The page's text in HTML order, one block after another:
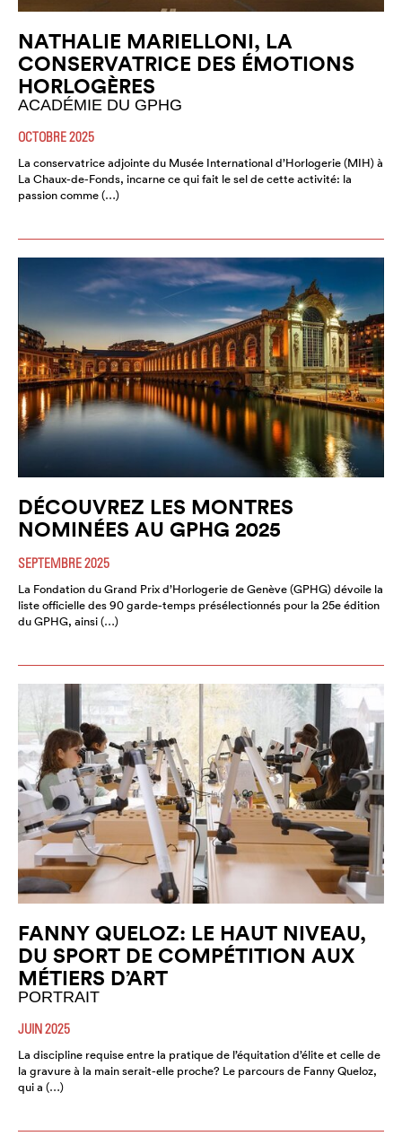
NATHALIE MARIELLONI, LA
CONSERVATRICE DES ÉMOTIONS
HORLOGÈRES
ACADÉMIE DU GPHG
OCTOBRE 2025
La conservatrice adjointe du Musée International d’Horlogerie (MIH) à
La Chaux-de-Fonds, incarne ce qui fait le sel de cette activité: la
passion comme (…)
DÉCOUVREZ LES MONTRES
NOMINÉES AU GPHG 2025
SEPTEMBRE 2025
La Fondation du Grand Prix d’Horlogerie de Genève (GPHG) dévoile la
liste officielle des 90 garde-temps présélectionnés pour la 25e édition
du GPHG, ainsi (…)
FANNY QUELOZ: LE HAUT NIVEAU,
DU SPORT DE COMPÉTITION AUX
MÉTIERS D’ART
PORTRAIT
JUIN 2025
La discipline requise entre la pratique de l’équitation d’élite et celle de
la gravure à la main serait-elle proche? Le parcours de Fanny Queloz,
qui a (…)